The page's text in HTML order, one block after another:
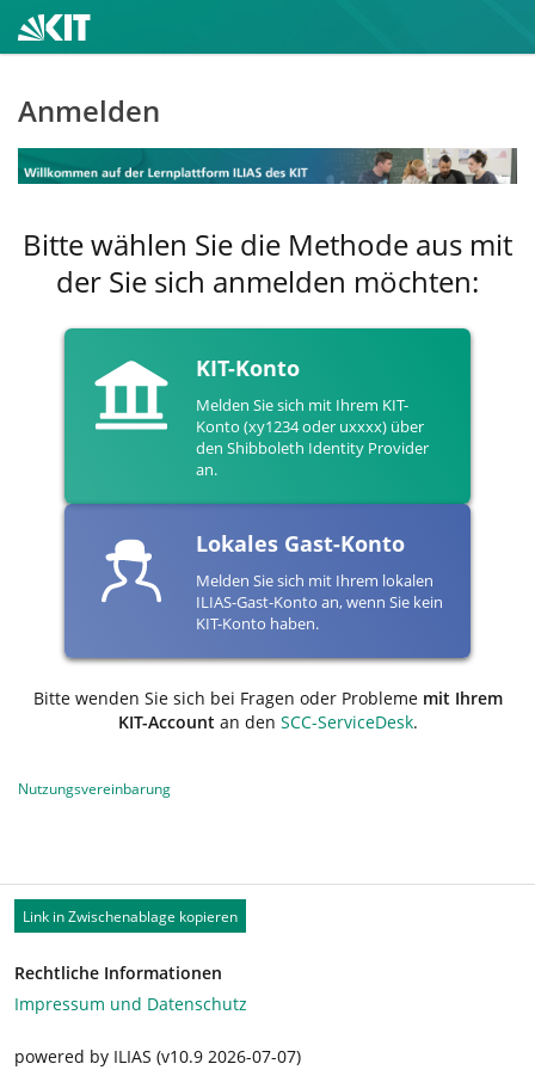
Anmelden
Bitte wählen Sie die Methode aus mit
der Sie sich anmelden möchten:
KIT-Konto
Melden Sie sich mit Ihrem KIT-
Konto (xy1234 oder uxxxx) über
den Shibboleth Identity Provider
an.
Lokales Gast-Konto
Melden Sie sich mit Ihrem lokalen
ILIAS-Gast-Konto an, wenn Sie kein
KIT-Konto haben.
Bitte wenden Sie sich bei Fragen oder Probleme mit Ihrem
KIT-Accountan den SCC-ServiceDesk.
Nutzungsvereinbarung
Link in Zwischenablage kopieren
Rechtliche Informationen
Impressum und Datenschutz
powered by ILIAS (v10.9 2026-07-07)